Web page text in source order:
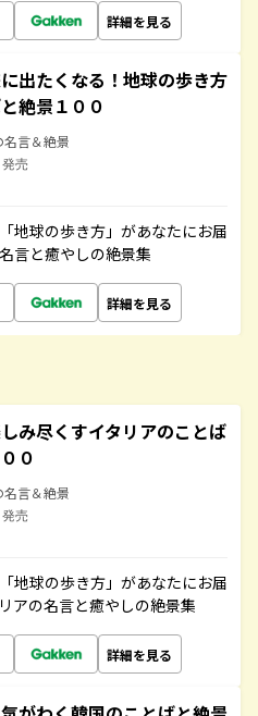
詳細を見る
出たくなる！地球の歩き方
絶景１００
名言＆絶景
売
地球の歩き方」があなたにお届
言と癒やしの絶景集
詳細を見る
み尽くすイタリアのことば
０
名言＆絶景
売
地球の歩き方」があなたにお届
アの名言と癒やしの絶景集
詳細を見る